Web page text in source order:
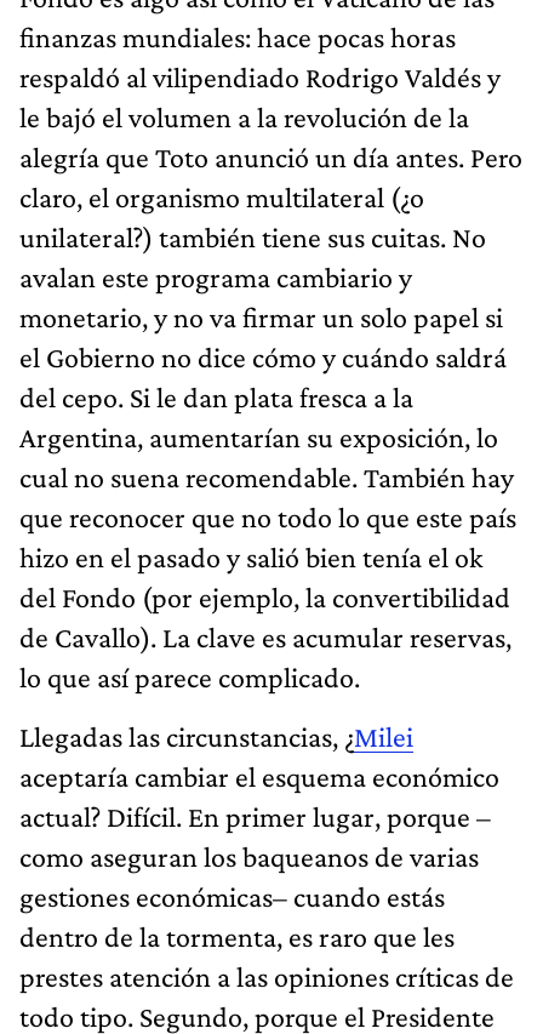
finanzas mundiales: hace pocas horas
respaldó al vilipendiado Rodrigo Valdés y
le bajó el volumen a la revolución de la
alegría que Toto anunció un día antes. Pero
claro, el organismo multilateral (¿o
unilateral?) también tiene sus cuitas. No
avalan este programa cambiario y
monetario, y no va firmar un solo papel si
el Gobierno no dice cómo y cuándo saldrá
del cepo. Si le dan plata fresca a la
Argentina, aumentarían su exposición, lo
cual no suena recomendable. También hay
que reconocer que no todo lo que este país
hizo en el pasado y salió bien tenía el ok
del Fondo (por ejemplo, la convertibilidad
de Cavallo). La clave es acumular reservas,
lo que así parece complicado.
Llegadas las circunstancias, ¿Milei
aceptaría cambiar el esquema económico
actual? Difícil. En primer lugar, porque –
como aseguran los baqueanos de varias
gestiones económicas– cuando estás
dentro de la tormenta, es raro que les
prestes atención a las opiniones críticas de
todo tipo. Segundo, porque el Presidente